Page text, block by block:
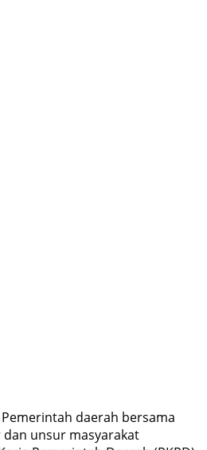
Pemerintah daerah bersama
dan unsur masyarakat